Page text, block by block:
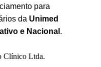
para
da Unimed
e Nacional .
Clínico Ltda.